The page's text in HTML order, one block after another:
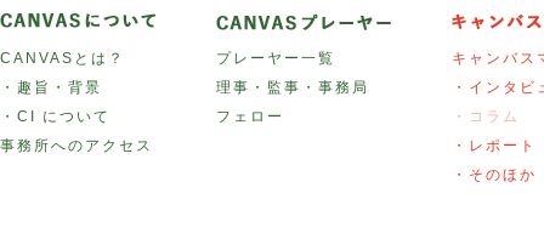
CANVASとは？
・趣旨・背景
・CI について
事務所へのアクセス
プレーヤー一覧
理事・監事・事務局
フェロー
キャンバス
・インタビ
・コラム
・レポート
・そのほか